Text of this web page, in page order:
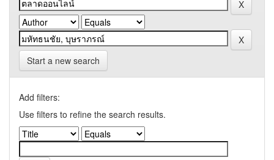
Start a new search
Add filters:
Use filters to refine the search results.